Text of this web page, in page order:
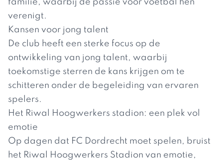
familie, waarbij de passie voor voetbal hen
verenigt.
Kansen voor jong talent
De club heeft een sterke focus op de
ontwikkeling van jong talent, waarbij
toekomstige sterren de kans krijgen om te
schitteren onder de begeleiding van ervaren
spelers.
Het Riwal Hoogwerkers stadion: een plek vol
emotie
Op dagen dat FC Dordrecht moet spelen, bruist
het Riwal Hoogwerkers Stadion van emotie,